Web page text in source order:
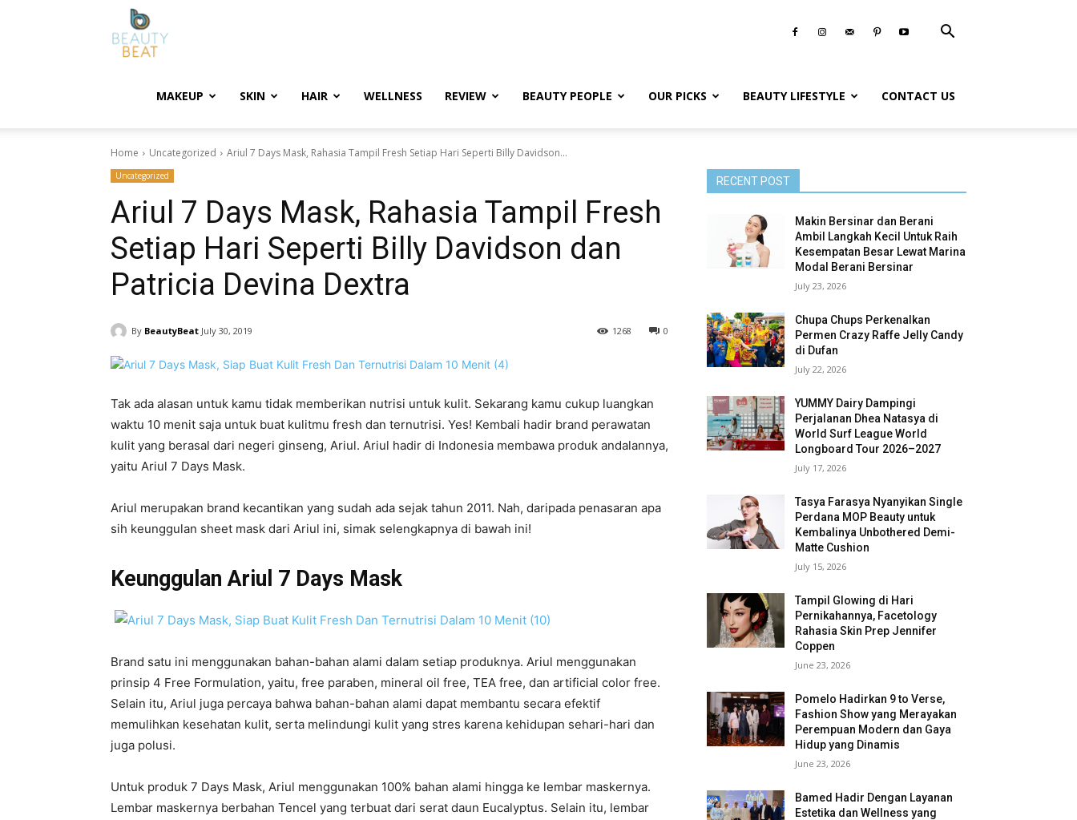
MAKEUP SKIN HAIR WELLNESS REVIEW BEAUTY PEOPLE OUR PICKS BEAUTY LIFESTYLE CONTACT US
Home Uncategorized Ariul 7 Days Mask, Rahasia Tampil Fresh Setiap Hari Seperti Billy Davidson...
Uncategorized
Ariul 7 Days Mask, Rahasia Tampil Fresh
Setiap Hari Seperti Billy Davidson dan
Patricia Devina Dextra
By BeautyBeat July 30, 2019 0
1268
Tak ada alasan untuk kamu tidak memberikan nutrisi untuk kulit. Sekarang kamu cukup luangkan
waktu 10 menit saja untuk buat kulitmu fresh dan ternutrisi. Yes! Kembali hadir brand perawatan
kulit yang berasal dari negeri ginseng, Ariul. Ariul hadir di Indonesia membawa produk andalannya,
yaitu Ariul 7 Days Mask.
Ariul merupakan brand kecantikan yang sudah ada sejak tahun 2011. Nah, daripada penasaran apa
sih keunggulan sheet mask dari Ariul ini, simak selengkapnya di bawah ini!
Keunggulan Ariul 7 Days Mask
Brand satu ini menggunakan bahan-bahan alami dalam setiap produknya. Ariul menggunakan
prinsip 4 Free Formulation, yaitu, free paraben, mineral oil free, TEA free, dan artificial color free.
Selain itu, Ariul juga percaya bahwa bahan-bahan alami dapat membantu secara efektif
memulihkan kesehatan kulit, serta melindungi kulit yang stres karena kehidupan sehari-hari dan
juga polusi.
Untuk produk 7 Days Mask, Ariul menggunakan 100% bahan alami hingga ke lembar maskernya.
Lembar maskernya berbahan Tencel yang terbuat dari serat daun Eucalyptus. Selain itu, lembar
RECENT POST
Makin Bersinar dan Berani
Ambil Langkah Kecil Untuk Raih
Kesempatan Besar Lewat Marina
Modal Berani Bersinar
July 23, 2026
Chupa Chups Perkenalkan
Permen Crazy Raffe Jelly Candy
di Dufan
July 22, 2026
YUMMY Dairy Dampingi
Perjalanan Dhea Natasya di
World Surf League World
Longboard Tour 2026–2027
July 17, 2026
Tasya Farasya Nyanyikan Single
Perdana MOP Beauty untuk
Kembalinya Unbothered Demi-
Matte Cushion
July 15, 2026
Tampil Glowing di Hari
Pernikahannya, Facetology
Rahasia Skin Prep Jennifer
Coppen
June 23, 2026
Pomelo Hadirkan 9 to Verse,
Fashion Show yang Merayakan
Perempuan Modern dan Gaya
Hidup yang Dinamis
June 23, 2026
Bamed Hadir Dengan Layanan
Estetika dan Wellness yang